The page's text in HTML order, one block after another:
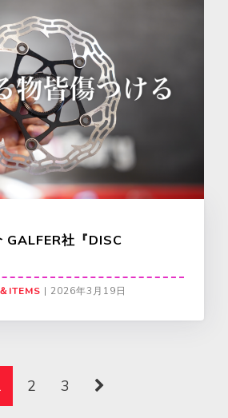
GALFER社『DISC
ITEMS | 2026年3月19日
2 3